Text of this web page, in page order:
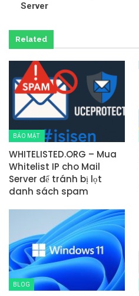
Server
Related
BẢO MẬT
WHITELISTED.ORG – Mua
Whitelist IP cho Mail
Server để tránh bị lọt
danh sách spam
BLOG